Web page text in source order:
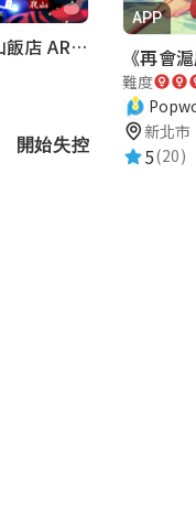
圓山月夜-羊群的失控｜圓山飯店 ARG實境解謎遊戲
開始失控
APP
難度
新北市
5(20)